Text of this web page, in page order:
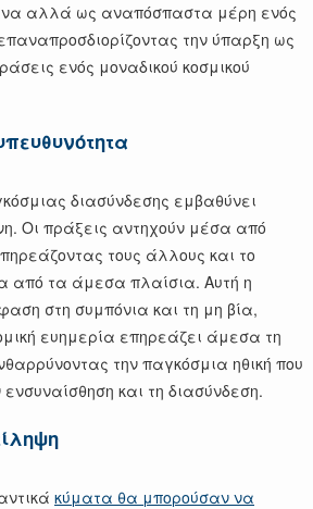
αλλά ως αναπόσπαστα μέρη ενός
την ύπαρξη ως
ενός μοναδικού κοσμικού
διασύνδεσης εμβαθύνει
Οι πράξεις αντηχούν μέσα από
τους άλλους και το
από τα άμεσα πλαίσια. Αυτή η
στη συμπόνια και τη μη βία,
ευημερία επηρεάζει άμεσα τη
την παγκόσμια ηθική που
ενσυναίσθηση και τη διασύνδεση.
κύματα θα μπορούσαν να